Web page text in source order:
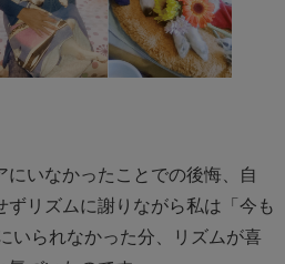
にいなかったことでの後悔、自
リズムに謝りながら私は「今も
いられなかった分、リズムが喜